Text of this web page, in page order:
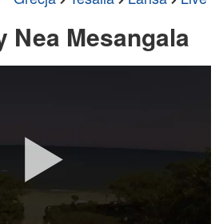
Nea Mesangala